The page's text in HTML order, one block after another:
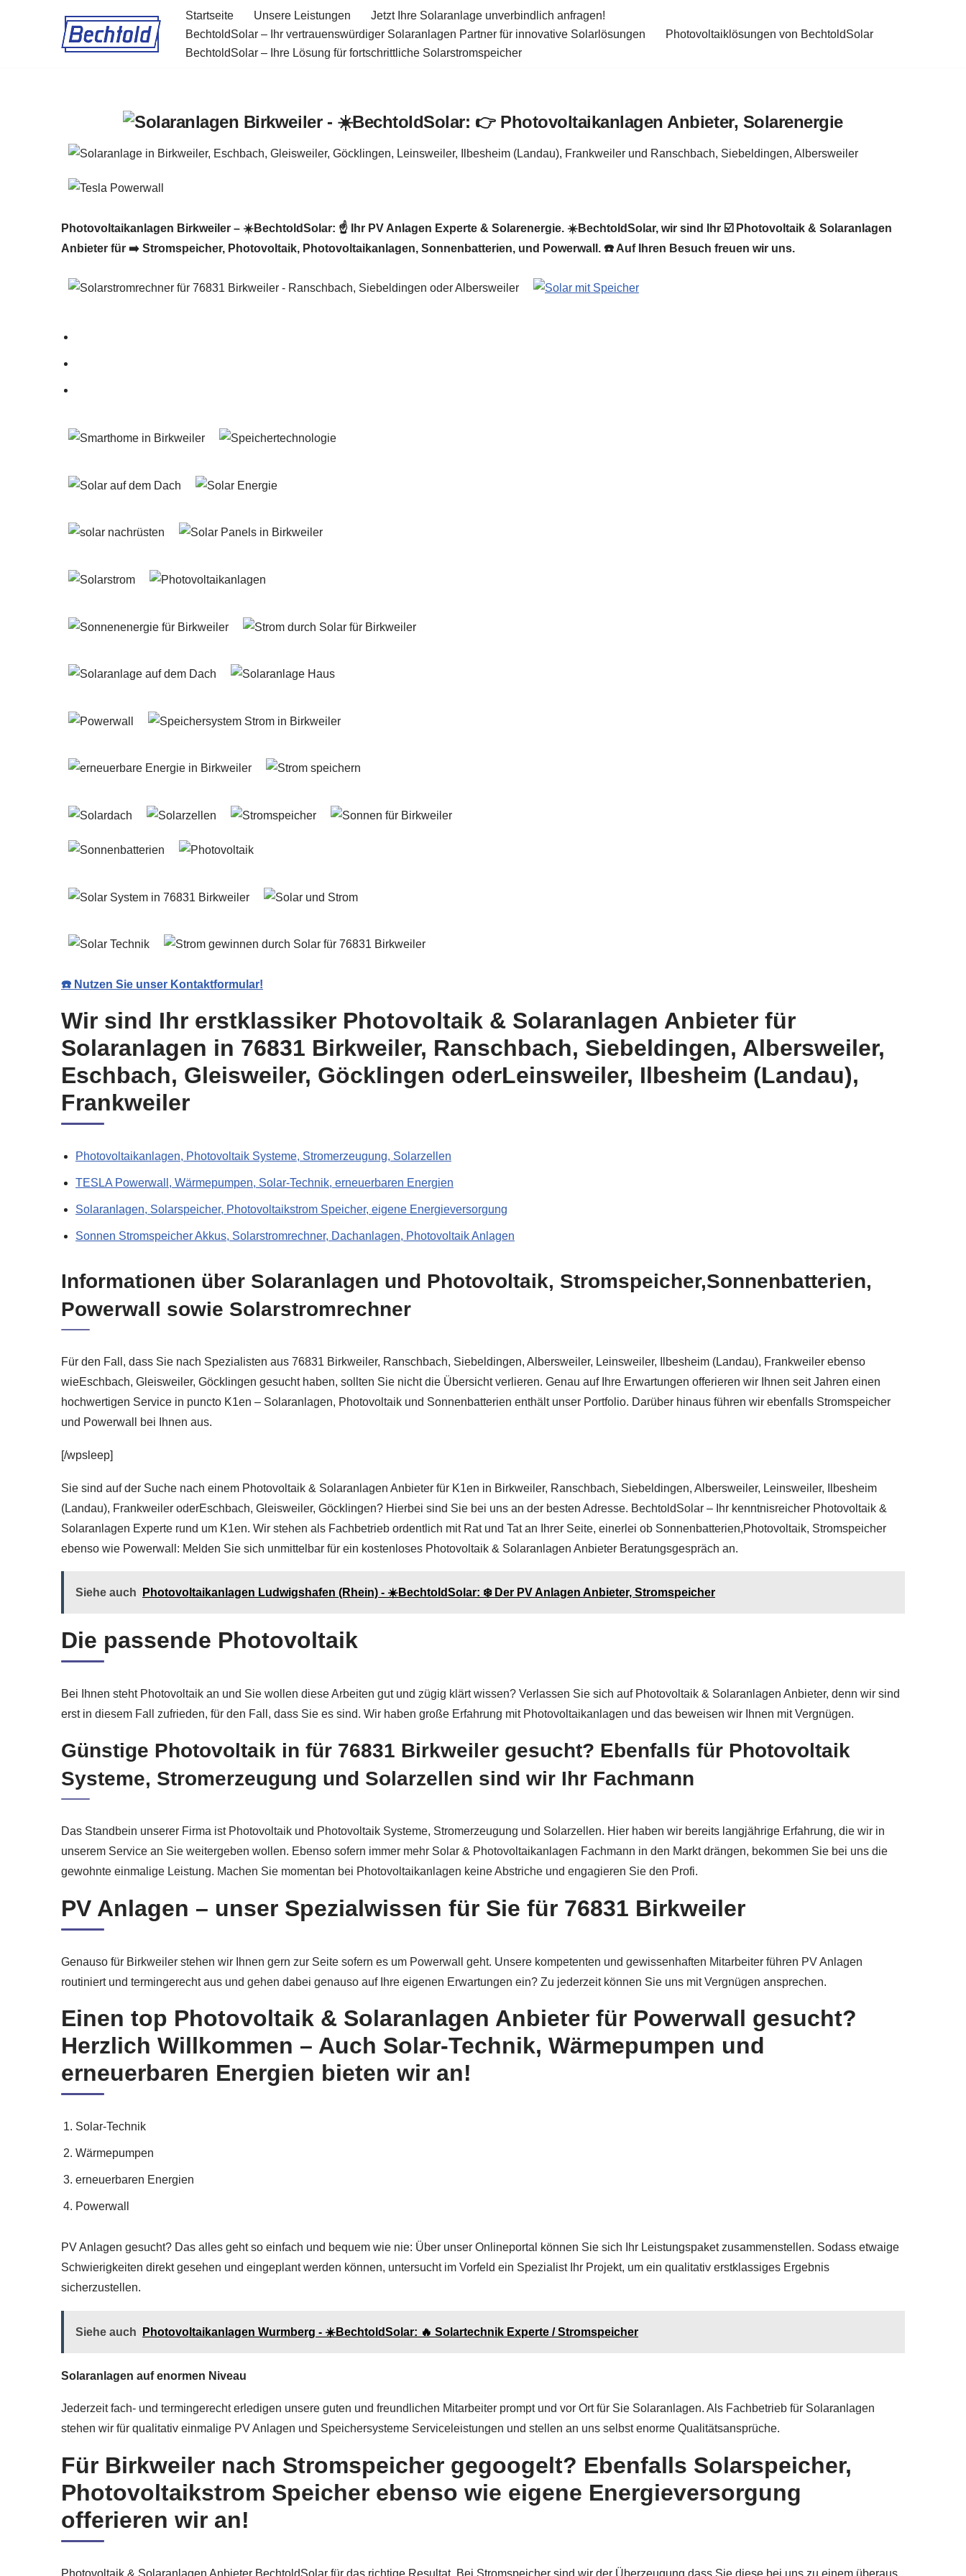
Startseite Unsere Leistungen
Jetzt Ihre Solaranlage unverbindlich anfragen!
BechtoldSolar – Ihr vertrauenswürdiger Solaranlagen Partner für innovative Solarlösungen
Photovoltaiklösungen von BechtoldSolar
BechtoldSolar – Ihre Lösung für fortschrittliche Solarstromspeicher
Photovoltaikanlagen Birkweiler – ☀️BechtoldSolar: ☝️ Ihr PV Anlagen Experte & Solarenergie. ☀️BechtoldSolar, wir sind Ihr ☑️ Photovoltaik & Solaranlagen
Anbieter für ➡️ Stromspeicher, Photovoltaik, Photovoltaikanlagen, Sonnenbatterien, und Powerwall. ☎️ Auf Ihren Besuch freuen wir uns.
☎️ Nutzen Sie unser Kontaktformular!
Wir sind Ihr erstklassiker Photovoltaik & Solaranlagen Anbieter für
Solaranlagen in 76831 Birkweiler, Ranschbach, Siebeldingen, Albersweiler,
Eschbach, Gleisweiler, Göcklingen oderLeinsweiler, Ilbesheim (Landau),
Frankweiler
Photovoltaikanlagen, Photovoltaik Systeme, Stromerzeugung, Solarzellen
TESLA Powerwall, Wärmepumpen, Solar-Technik, erneuerbaren Energien
Solaranlagen, Solarspeicher, Photovoltaikstrom Speicher, eigene Energieversorgung
Sonnen Stromspeicher Akkus, Solarstromrechner, Dachanlagen, Photovoltaik Anlagen
Informationen über Solaranlagen und Photovoltaik, Stromspeicher,Sonnenbatterien,
Powerwall sowie Solarstromrechner
Für den Fall, dass Sie nach Spezialisten aus 76831 Birkweiler, Ranschbach, Siebeldingen, Albersweiler, Leinsweiler, Ilbesheim (Landau), Frankweiler ebenso
wieEschbach, Gleisweiler, Göcklingen gesucht haben, sollten Sie nicht die Übersicht verlieren. Genau auf Ihre Erwartungen offerieren wir Ihnen seit Jahren einen
hochwertigen Service in puncto K1en – Solaranlagen, Photovoltaik und Sonnenbatterien enthält unser Portfolio. Darüber hinaus führen wir ebenfalls Stromspeicher
und Powerwall bei Ihnen aus.
[/wpsleep]
Sie sind auf der Suche nach einem Photovoltaik & Solaranlagen Anbieter für K1en in Birkweiler, Ranschbach, Siebeldingen, Albersweiler, Leinsweiler, Ilbesheim
(Landau), Frankweiler oderEschbach, Gleisweiler, Göcklingen? Hierbei sind Sie bei uns an der besten Adresse. BechtoldSolar – Ihr kenntnisreicher Photovoltaik &
Solaranlagen Experte rund um K1en. Wir stehen als Fachbetrieb ordentlich mit Rat und Tat an Ihrer Seite, einerlei ob Sonnenbatterien,Photovoltaik, Stromspeicher
ebenso wie Powerwall: Melden Sie sich unmittelbar für ein kostenloses Photovoltaik & Solaranlagen Anbieter Beratungsgespräch an.
Siehe auch Photovoltaikanlagen Ludwigshafen (Rhein) - ☀️BechtoldSolar: ❄️ Der PV Anlagen Anbieter, Stromspeicher
Die passende Photovoltaik
Bei Ihnen steht Photovoltaik an und Sie wollen diese Arbeiten gut und zügig klärt wissen? Verlassen Sie sich auf Photovoltaik & Solaranlagen Anbieter, denn wir sind
erst in diesem Fall zufrieden, für den Fall, dass Sie es sind. Wir haben große Erfahrung mit Photovoltaikanlagen und das beweisen wir Ihnen mit Vergnügen.
Günstige Photovoltaik in für 76831 Birkweiler gesucht? Ebenfalls für Photovoltaik
Systeme, Stromerzeugung und Solarzellen sind wir Ihr Fachmann
Das Standbein unserer Firma ist Photovoltaik und Photovoltaik Systeme, Stromerzeugung und Solarzellen. Hier haben wir bereits langjährige Erfahrung, die wir in
unserem Service an Sie weitergeben wollen. Ebenso sofern immer mehr Solar & Photovoltaikanlagen Fachmann in den Markt drängen, bekommen Sie bei uns die
gewohnte einmalige Leistung. Machen Sie momentan bei Photovoltaikanlagen keine Abstriche und engagieren Sie den Profi.
PV Anlagen – unser Spezialwissen für Sie für 76831 Birkweiler
Genauso für Birkweiler stehen wir Ihnen gern zur Seite sofern es um Powerwall geht. Unsere kompetenten und gewissenhaften Mitarbeiter führen PV Anlagen
routiniert und termingerecht aus und gehen dabei genauso auf Ihre eigenen Erwartungen ein? Zu jederzeit können Sie uns mit Vergnügen ansprechen.
Einen top Photovoltaik & Solaranlagen Anbieter für Powerwall gesucht?
Herzlich Willkommen – Auch Solar-Technik, Wärmepumpen und
erneuerbaren Energien bieten wir an!
Solar-Technik
Wärmepumpen
erneuerbaren Energien
Powerwall
PV Anlagen gesucht? Das alles geht so einfach und bequem wie nie: Über unser Onlineportal können Sie sich Ihr Leistungspaket zusammenstellen. Sodass etwaige
Schwierigkeiten direkt gesehen und eingeplant werden können, untersucht im Vorfeld ein Spezialist Ihr Projekt, um ein qualitativ erstklassiges Ergebnis
sicherzustellen.
Siehe auch Photovoltaikanlagen Wurmberg - ☀️BechtoldSolar: 🔥 Solartechnik Experte / Stromspeicher
Solaranlagen auf enormen Niveau
Jederzeit fach- und termingerecht erledigen unsere guten und freundlichen Mitarbeiter prompt und vor Ort für Sie Solaranlagen. Als Fachbetrieb für Solaranlagen
stehen wir für qualitativ einmalige PV Anlagen und Speichersysteme Serviceleistungen und stellen an uns selbst enorme Qualitätsansprüche.
Für Birkweiler nach Stromspeicher gegoogelt? Ebenfalls Solarspeicher,
Photovoltaikstrom Speicher ebenso wie eigene Energieversorgung
offerieren wir an!
Photovoltaik & Solaranlagen Anbieter BechtoldSolar für das richtige Resultat. Bei Stromspeicher sind wir der Überzeugung dass Sie diese bei uns zu einem überaus